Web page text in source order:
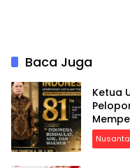
Baca Juga
Ketua